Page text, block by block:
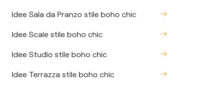
Idee Sala da Pranzo stile boho chic
Idee Scale stile boho chic
Idee Studio stile boho chic
Idee Terrazza stile boho chic